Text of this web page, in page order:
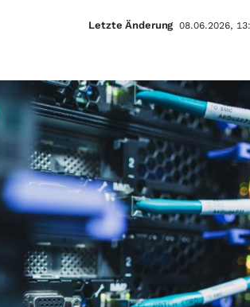
Letzte Änderung 08.06.2026,